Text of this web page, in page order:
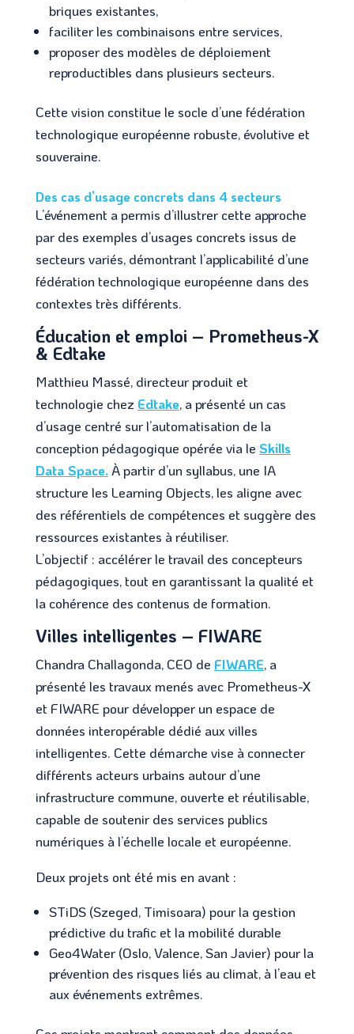
briques existantes,
faciliter les combinaisons entre services,
proposer des modèles de déploiement
reproductibles dans plusieurs secteurs.
Cette vision constitue le socle d’une fédération
technologique européenne robuste, évolutive et
souveraine.
Des cas d’usage concrets dans 4 secteurs
L’événement a permis d’illustrer cette approche
par des exemples d’usages concrets issus de
secteurs variés, démontrant l’applicabilité d’une
fédération technologique européenne dans des
contextes très différents.
Éducation et emploi – Prometheus-X
& Edtake
Matthieu Massé, directeur produit et
technologie chez Edtake, a présenté un cas
d’usage centré sur l’automatisation de la
conception pédagogique opérée via le Skills
Data Space.À partir d’un syllabus, une IA
structure les Learning Objects, les aligne avec
des référentiels de compétences et suggère des
ressources existantes à réutiliser.
L’objectif : accélérer le travail des concepteurs
pédagogiques, tout en garantissant la qualité et
la cohérence des contenus de formation.
Villes intelligentes – FIWARE
Chandra Challagonda, CEO de FIWARE, a
présenté les travaux menés avec Prometheus-X
et FIWARE pour développer un espace de
données interopérable dédié aux villes
intelligentes. Cette démarche vise à connecter
différents acteurs urbains autour d’une
infrastructure commune, ouverte et réutilisable,
capable de soutenir des services publics
numériques à l’échelle locale et européenne.
Deux projets ont été mis en avant :
STiDS (Szeged, Timisoara) pour la gestion
prédictive du trafic et la mobilité durable
Geo4Water (Oslo, Valence, San Javier) pour la
prévention des risques liés au climat, à l’eau et
aux événements extrêmes.